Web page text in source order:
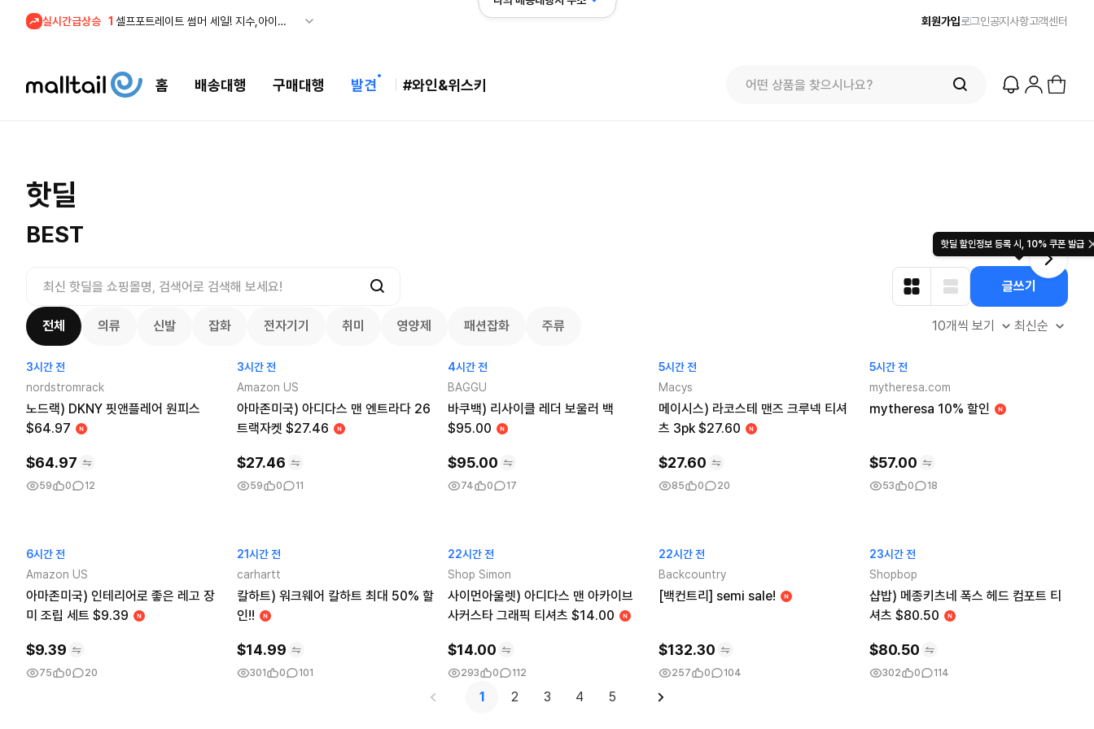
실시간급상승 1
셀프포트레이트 썸머 세일! 지수,아이유 착용 + 관세내 특가 회원가입로그인공지사항고객센터
홈 배송대행 구매대행 발견 #와인&위스키
핫딜
BEST
착용 + 관세내 특가
$200.00
8101
핫딜 할인정보 등록 시, 10% 쿠폰 발급
글쓰기
전체 의류 신발 잡화 전자기기 취미 영양제 패션잡화 주류 10개씩 보기 최신순
3시간 전
nordstromrack
노드랙) DKNY 핏앤플레어 원피스
$64.97
$64.97
59 0 12
3시간 전
Amazon US
아마존미국) 아디다스 맨 엔트라다 26
트랙자켓 $27.46
$27.46
59 0 11
4시간 전
BAGGU
바쿠백) 리사이클 레더 보울러 백
$95.00
$95.00
74 0 17
5시간 전
Macys
메이시스) 라코스테 맨즈 크루넥 티셔
츠 3pk $27.60
$27.60
85 0 20
5시간 전
mytheresa.com
mytheresa 10% 할인
$57.00
53 0 18
6시간 전
Amazon US
아마존미국) 인테리어로 좋은 레고 장
미 조립 세트 $9.39
$9.39
75 0 20
21시간 전
carhartt
칼하트) 워크웨어 칼하트 최대 50% 할
인!!
$14.99
301 0 101
22시간 전
Shop Simon
사이먼아울렛) 아디다스 맨 아카이브
사커스타 그래픽 티셔츠 $14.00
$14.00
293 0 112
22시간 전
Backcountry
[백컨트리] semi sale!
$132.30
257 0 104
23시간 전
Shopbop
샵밥) 메종키츠네 폭스 헤드 컴포트 티
셔츠 $80.50
$80.50
302 0 114
1 2 3 4 5